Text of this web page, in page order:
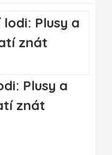
Plusy a
znát